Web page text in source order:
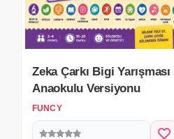
Zeka Çarkı Bigi Yarışması
Anaokulu Versiyonu
FUNCY